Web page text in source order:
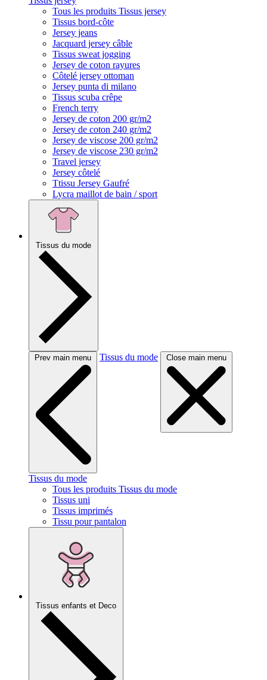
Tous les produits Tissus jersey
Tissus bord-côte
Jersey jeans
Jacquard jersey câble
Tissus sweat jogging
Jersey de coton rayures
Côtelé jersey ottoman
Jersey punta di milano
Tissus scuba crêpe
French terry
Jersey de coton 200 gr/m2
Jersey de coton 240 gr/m2
Jersey de viscose 200 gr/m2
Jersey de viscose 230 gr/m2
Travel jersey
Jersey côtelé
Ttissu Jersey Gaufré
Lycra maillot de bain / sport
Tissus du mode
Prev main menu Tissus du mode Close main menu
Tissus du mode
Tous les produits Tissus du mode
Tissus uni
Tissus imprimés
Tissu pour pantalon
Tissus enfants et Deco